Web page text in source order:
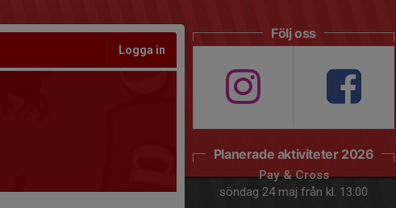
Logga in
Följ oss
Planerade aktiviteter 2026
Pay & Cross
söndag 24 maj från kl. 13:00